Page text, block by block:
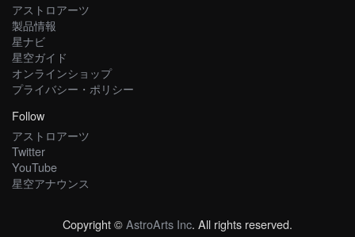
アストロアーツ
製品情報
星ナビ
星空ガイド
オンラインショップ
プライバシー・ポリシー
Follow
アストロアーツ
Twitter
YouTube
星空アナウンス
Copyright ©AstroArts Inc. All rights reserved.